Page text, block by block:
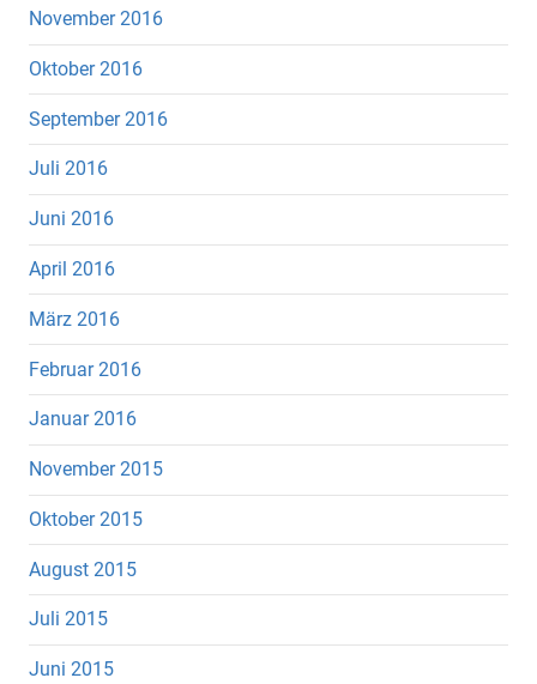
November 2016
Oktober 2016
September 2016
Juli 2016
Juni 2016
April 2016
März 2016
Februar 2016
Januar 2016
November 2015
Oktober 2015
August 2015
Juli 2015
Juni 2015